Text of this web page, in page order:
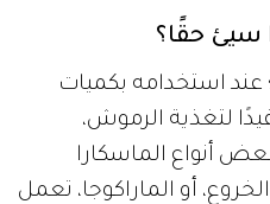
سيئ حقًا؟
عند استخدامه بكميات
لتغذية الرموش،
أنواع الماسكارا
أو الماراكوجا، تعمل